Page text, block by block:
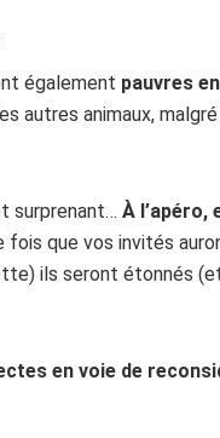
également pauvres
autres animaux,
surprenant… À l’apéro,
fois que vos invités
ils seront étonnés
en voie de